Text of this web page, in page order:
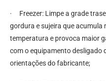
· Freezer: Limpe a grade
gordura e sujeira que
temperatura e provoca maior
com o equipamento desligado
orientações do fabricante;